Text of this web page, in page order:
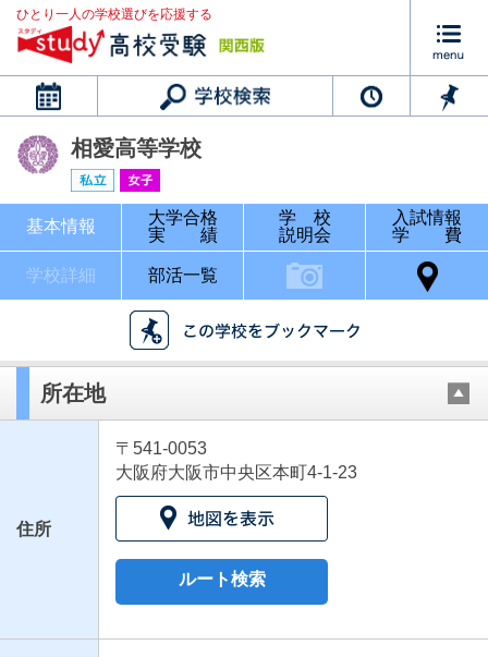
ひとり一人の学校選びを応援する
カレンダー
相愛高等学校
基本情報
大学合格
実 績
学 校
説明会
入試情報
学 費
学校詳細 部活一覧
所在地
住所
〒541-0053
大阪府大阪市中央区本町4-1-23
ルート検索